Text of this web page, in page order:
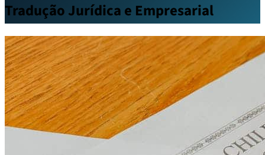
Tradução Jurídica e Empresarial